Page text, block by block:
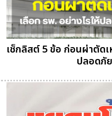
เช็กลิสต์ 5 ข้อ ก่อนผ่าตัด
ปลอดภั